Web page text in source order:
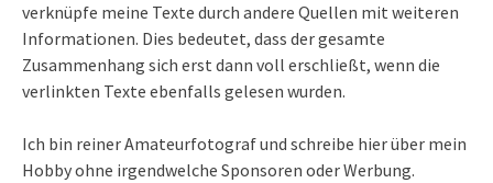
verknüpfe meine Texte durch andere Quellen mit weiteren
Informationen. Dies bedeutet, dass der gesamte
Zusammenhang sich erst dann voll erschließt, wenn die
verlinkten Texte ebenfalls gelesen wurden.
Ich bin reiner Amateurfotograf und schreibe hier über mein
Hobby ohne irgendwelche Sponsoren oder Werbung.